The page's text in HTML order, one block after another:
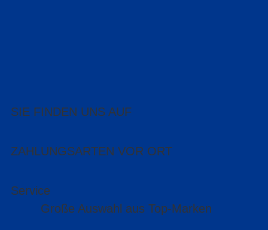
SIE FINDEN UNS AUF
ZAHLUNGSARTEN VOR ORT
Service
Große Auswahl aus Top-Marken